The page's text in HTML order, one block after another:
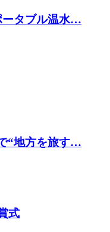
ータブル温水…
“地方を旅す…
式